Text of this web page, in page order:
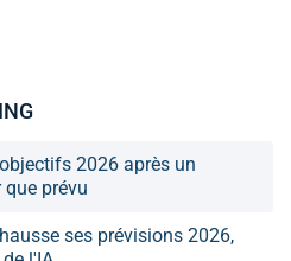
2026 après un
prévu
ses prévisions 2026,